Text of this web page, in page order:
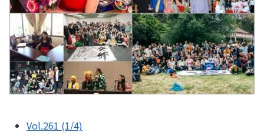
Vol.261 (1/4)